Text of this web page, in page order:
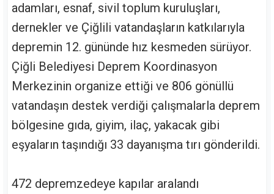
adamları, esnaf, sivil toplum kuruluşları,
dernekler ve Çiğlili vatandaşların katkılarıyla
depremin 12. gününde hız kesmeden sürüyor.
Çiğli Belediyesi Deprem Koordinasyon
Merkezinin organize ettiği ve 806 gönüllü
vatandaşın destek verdiği çalışmalarla deprem
bölgesine gıda, giyim, ilaç, yakacak gibi
eşyaların taşındığı 33 dayanışma tırı gönderildi.
472 depremzedeye kapılar aralandı